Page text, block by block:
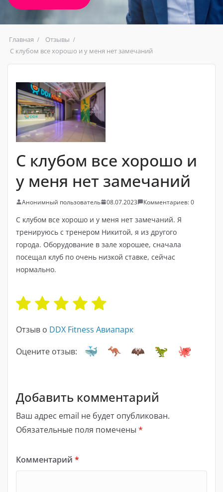
Главная
Отзывы
С клубом все хорошо и у меня нет замечаний
С клубом все хорошо и
у меня нет замечаний
Анонимный пользователь 08.07.2023 Комментариев: 0
С клубом все хорошо и у меня нет замечаний. Я
тренируюсь с тренером Никитой, я из другого
города. Оборудование в зале хорошее, сначала
посещал клуб по очень низкой ставке, сейчас
нормально.
Отзыв о DDX Fitness Авиапарк
Оцените отзыв:
Добавить комментарий
Ваш адрес email не будет опубликован.
Обязательные поля помечены *
Комментарий *